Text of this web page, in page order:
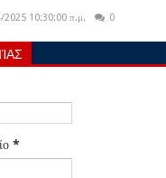
2025 10:30:00 π.μ. 0
*